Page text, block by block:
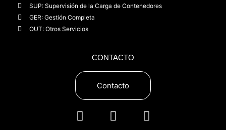
SUP: Supervisión de la Carga de Contenedores
GER: Gestión Completa
OUT: Otros Servicios
CONTACTO
Contacto